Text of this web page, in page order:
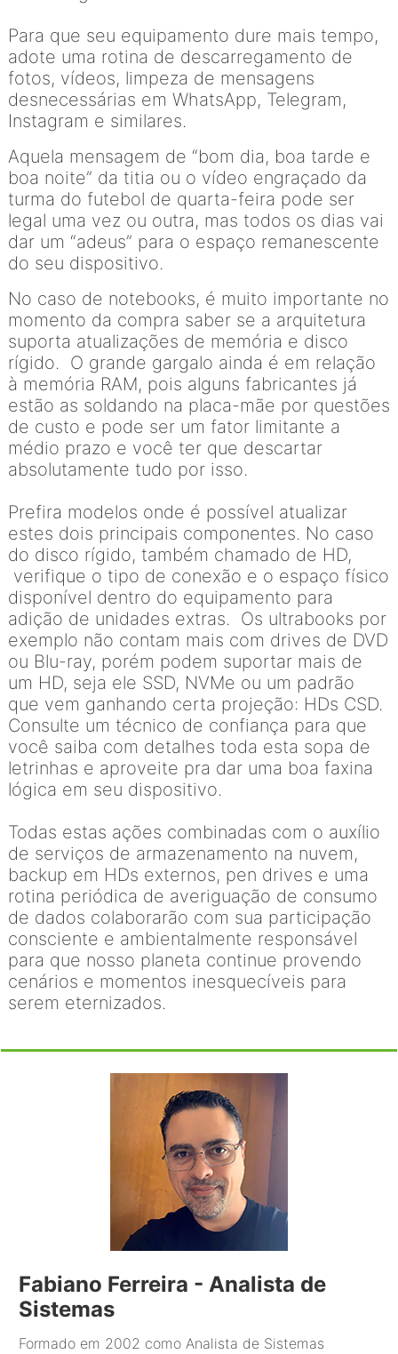
Para que seu equipamento dure mais tempo,
adote uma rotina de descarregamento de
fotos, vídeos, limpeza de mensagens
desnecessárias em WhatsApp, Telegram,
Instagram e similares.
Aquela mensagem de “bom dia, boa tarde e
boa noite” da titia ou o vídeo engraçado da
turma do futebol de quarta-feira pode ser
legal uma vez ou outra, mas todos os dias vai
dar um “adeus” para o espaço remanescente
do seu dispositivo.
No caso de notebooks, é muito importante no
momento da compra saber se a arquitetura
suporta atualizações de memória e disco
rígido. O grande gargalo ainda é em relação
à memória RAM, pois alguns fabricantes já
estão as soldando na placa-mãe por questões
de custo e pode ser um fator limitante a
médio prazo e você ter que descartar
absolutamente tudo por isso.
Prefira modelos onde é possível atualizar
estes dois principais componentes. No caso
do disco rígido, também chamado de HD,
verifique o tipo de conexão e o espaço físico
disponível dentro do equipamento para
adição de unidades extras. Os ultrabooks por
exemplo não contam mais com drives de DVD
ou Blu-ray, porém podem suportar mais de
um HD, seja ele SSD, NVMe ou um padrão
que vem ganhando certa projeção: HDs CSD.
Consulte um técnico de confiança para que
você saiba com detalhes toda esta sopa de
letrinhas e aproveite pra dar uma boa faxina
lógica em seu dispositivo.
Todas estas ações combinadas com o auxílio
de serviços de armazenamento na nuvem,
backup em HDs externos, pen drives e uma
rotina periódica de averiguação de consumo
de dados colaborarão com sua participação
consciente e ambientalmente responsável
para que nosso planeta continue provendo
cenários e momentos inesquecíveis para
serem eternizados.
Fabiano Ferreira - Analista de
Sistemas
Formado em 2002 como Analista de Sistemas